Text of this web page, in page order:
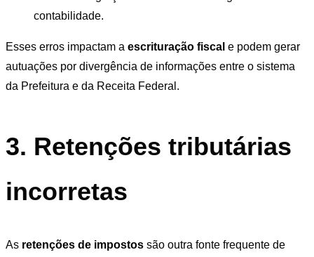
contabilidade.
Esses erros impactam a escrituração fiscal e podem gerar
autuações por divergência de informações entre o sistema
da Prefeitura e da Receita Federal.
3. Retenções tributárias
incorretas
As retenções de impostos são outra fonte frequente de